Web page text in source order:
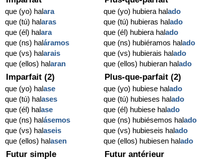
que (yo) halara
que (tú) halaras
que (él) halara
que (ns) haláramos
que (vs) halarais
que (ellos) halaran
que (yo) hubiera halado
que (tú) hubieras halado
que (él) hubiera halado
que (ns) hubiéramos halado
que (vs) hubierais halado
que (ellos) hubieran halado
Imparfait (2)
que (yo) halase
que (tú) halases
que (él) halase
que (ns) halásemos
que (vs) halaseis
que (ellos) halasen
Plus-que-parfait (2)
que (yo) hubiese halado
que (tú) hubieses halado
que (él) hubiese halado
que (ns) hubiésemos halado
que (vs) hubieseis halado
que (ellos) hubiesen halado
Futur simple Futur antérieur